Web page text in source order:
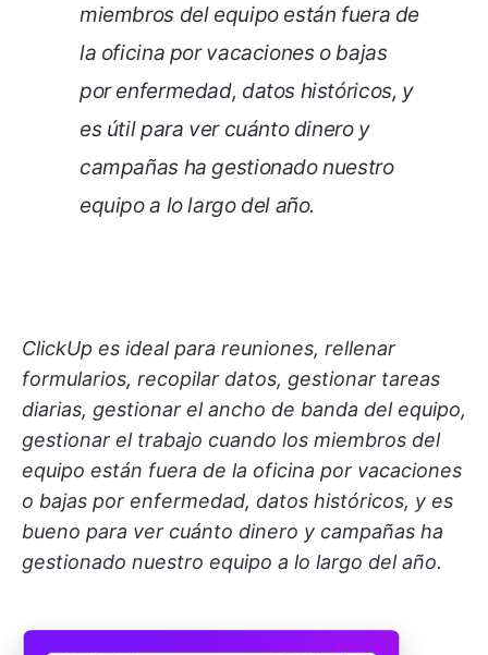
miembros del equipo están fuera de
la oficina por vacaciones o bajas
por enfermedad, datos históricos, y
es útil para ver cuánto dinero y
campañas ha gestionado nuestro
equipo a lo largo del año.
ClickUp es ideal para reuniones, rellenar
formularios, recopilar datos, gestionar tareas
diarias, gestionar el ancho de banda del equipo,
gestionar el trabajo cuando los miembros del
equipo están fuera de la oficina por vacaciones
o bajas por enfermedad, datos históricos, y es
bueno para ver cuánto dinero y campañas ha
gestionado nuestro equipo a lo largo del año.